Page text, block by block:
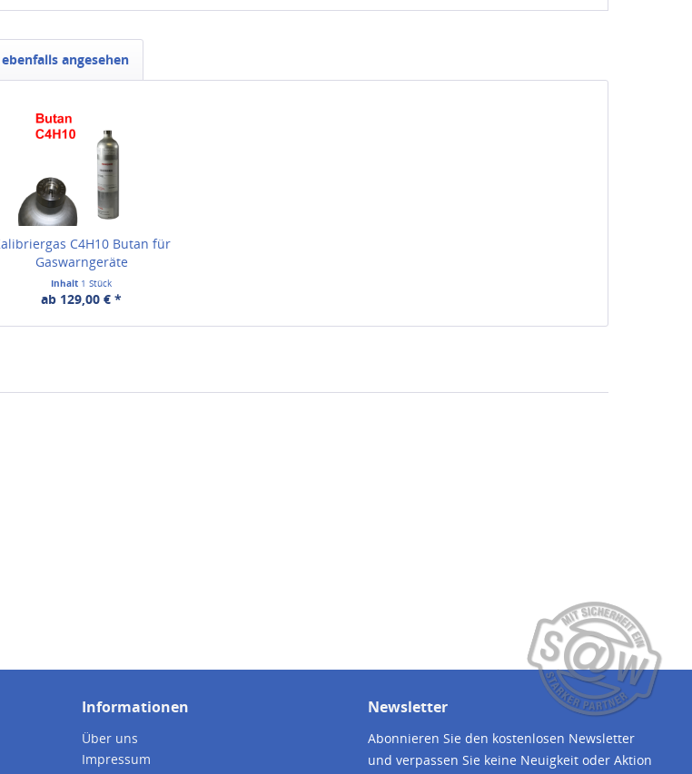
angesehen
C4H10 Butan für
Gaswarngeräte
Inhalt 1 Stück
ab 129,00 € *
Informationen
Über uns
Impressum
Newsletter
Abonnieren Sie den kostenlosen Newsletter
und verpassen Sie keine Neuigkeit oder Aktion